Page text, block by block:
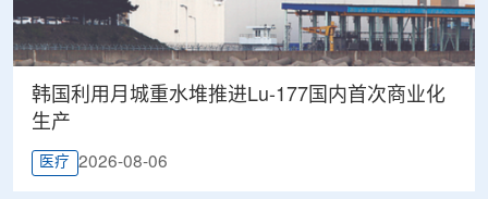
韩国利用月城重水堆推进Lu-177国内首次商业化
生产
医疗 2026-08-06